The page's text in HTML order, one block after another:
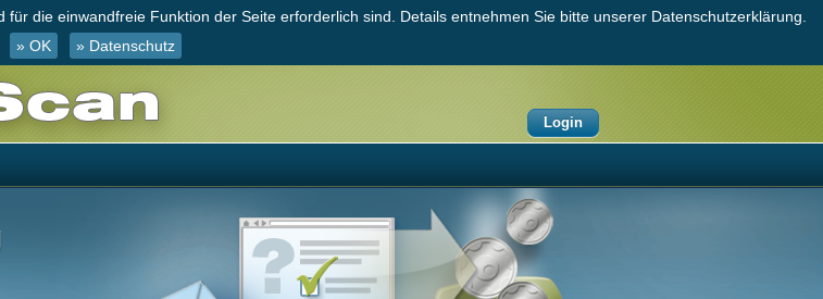
die einwandfreie Funktion der Seite erforderlich sind. Details entnehmen Sie bitte unserer Datenschutzerklärung.
» OK
» Datenschutz